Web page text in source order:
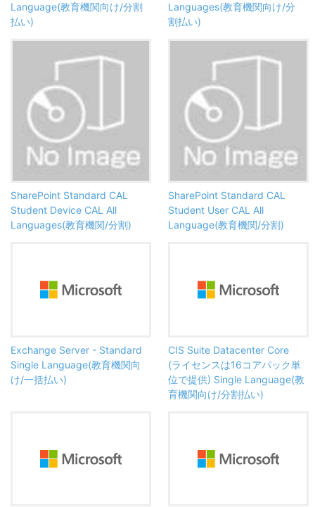
Language(教育機関向け/分割
払い)
Languages(教育機関向け/分
割払い)
SharePoint Standard CAL
Student Device CAL All
Languages(教育機関/分割)
SharePoint Standard CAL
Student User CAL All
Language(教育機関/分割)
Exchange Server - Standard
Single Language(教育機関向
け/一括払い)
CIS Suite Datacenter Core
(ライセンスは16コアパック単
位で提供) Single Language(教
育機関向け/分割払い)